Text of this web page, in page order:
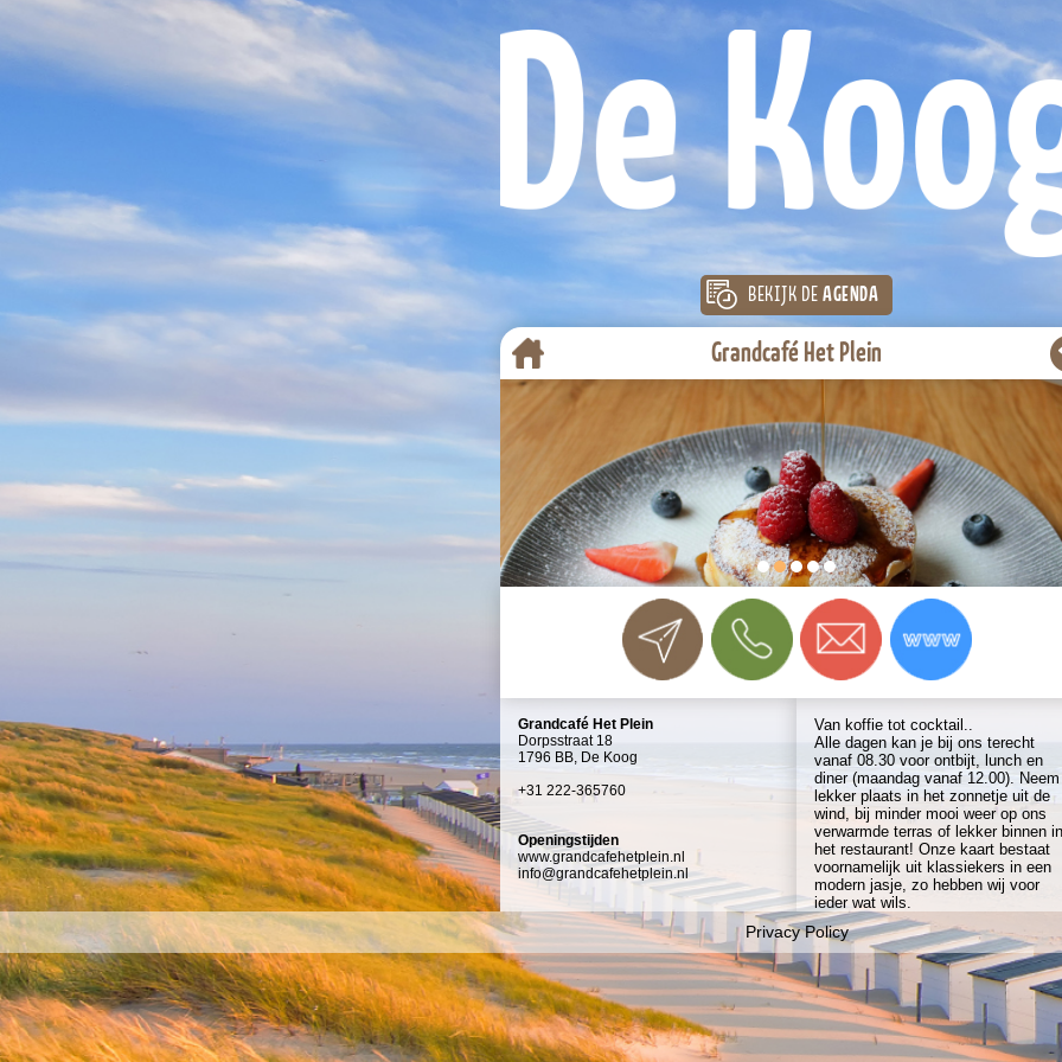
BEKIJK DE AGENDA
Grandcafé Het Plein
Grandcafé Het Plein
Dorpsstraat 18
1796 BB, De Koog
+31 222-365760
Openingstijden
www.grandcafehetplein.nl
info@grandcafehetplein.nl
Van koffie tot cocktail..
Alle dagen kan je bij ons terecht
vanaf 08.30 voor ontbijt, lunch en
diner (maandag vanaf 12.00). Neem
lekker plaats in het zonnetje uit de
wind, bij minder mooi weer op ons
verwarmde terras of lekker binnen in
het restaurant! Onze kaart bestaat
voornamelijk uit klassiekers in een
modern jasje, zo hebben wij voor
ieder wat wils.
Privacy Policy